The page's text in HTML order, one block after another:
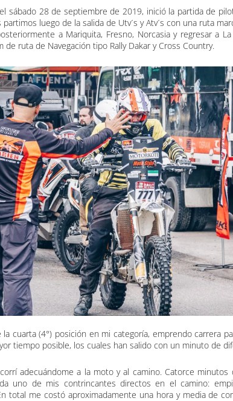
sábado 28 de septiembre de 2019, inició la partida de
luego de la salida de Utv´s y Atv´s con una ruta
a Mariquita, Fresno, Norcasia y regresar a
de ruta de Navegación tipo Rally Dakar y Cross Country.
la cuarta (4°) posición en mi categoría, emprendo carrera
tiempo posible, los cuales han salido con un minuto de
adecuándome a la moto y al camino. Catorce
uno de mis contrincantes directos en el camino:
total me costó aproximadamente una hora y media de